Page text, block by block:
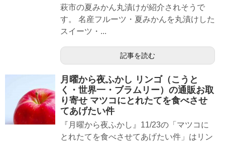
萩市の夏みかん丸漬けが紹介されそうで
す。 名産フルーツ・夏みかんを丸漬けした
スイーツ・...
記事を読む
月曜から夜ふかし リンゴ（こうと
く・世界一・ブラムリー）の通販お取
り寄せ マツコにとれたてを食べさせ
てあげたい件
『月曜から夜ふかし』11/23の「マツコに
とれたてを食べさせてあげたい件」はリン